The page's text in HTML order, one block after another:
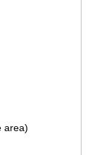
area)